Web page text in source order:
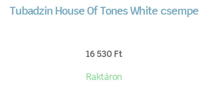
Tubadzin House Of Tones White csempe
16 530 Ft
Raktáron